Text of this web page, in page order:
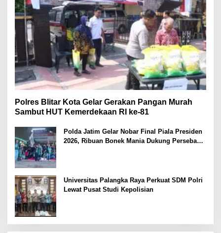
Polres Blitar Kota Gelar Gerakan Pangan Murah
Sambut HUT Kemerdekaan RI ke-81
Polda Jatim Gelar Nobar Final Piala Presiden
2026, Ribuan Bonek Mania Dukung Persebaya
Universitas Palangka Raya Perkuat SDM Polri
Lewat Pusat Studi Kepolisian